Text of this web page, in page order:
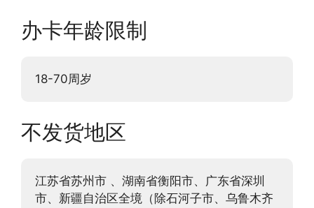
办卡年龄限制
18-70周岁
不发货地区
江苏省苏州市 、湖南省衡阳市、广东省深圳
市、新疆自治区全境（除石河子市、乌鲁木齐